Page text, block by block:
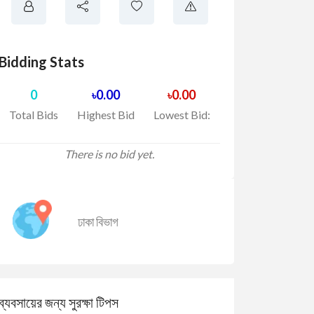
Stats
0
Total Bids
৳0.00
Highest Bid
৳0.00
Lowest Bid:
There is no bid yet.
ঢাকা বিভাগ
জন্য সুরক্ষা টিপস